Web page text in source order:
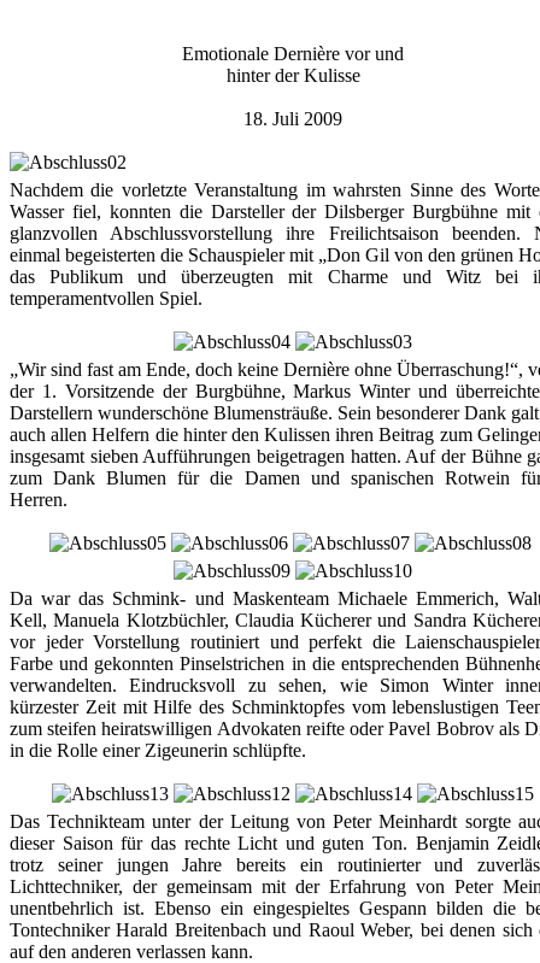
Emotionale Dernière vor und
hinter der Kulisse
18. Juli 2009
Nachdem die vorletzte Veranstaltung im wahrsten Sinne des
Wasser fiel, konnten die Darsteller der Dilsberger Burgbühne mit
glanzvollen Abschlussvorstellung ihre Freilichtsaison beenden.
einmal begeisterten die Schauspieler mit „Don Gil von den grünen
das Publikum und überzeugten mit Charme und Witz bei
temperamentvollen Spiel.
„Wir sind fast am Ende, doch keine Dernière ohne Überraschung!“,
der 1. Vorsitzende der Burgbühne, Markus Winter und
Darstellern wunderschöne Blumensträuße. Sein besonderer Dank
auch allen Helfern die hinter den Kulissen ihren Beitrag zum
insgesamt sieben Aufführungen beigetragen hatten. Auf der Bühne
zum Dank Blumen für die Damen und spanischen Rotwein
Herren.
Da war das Schmink- und Maskenteam Michaele Emmerich,
Kell, Manuela Klotzbüchler, Claudia Kücherer und Sandra
vor jeder Vorstellung routiniert und perfekt die
Farbe und gekonnten Pinselstrichen in die entsprechenden
verwandelten. Eindrucksvoll zu sehen, wie Simon Winter
kürzester Zeit mit Hilfe des Schminktopfes vom lebenslustigen
zum steifen heiratswilligen Advokaten reifte oder Pavel Bobrov als
in die Rolle einer Zigeunerin schlüpfte.
Das Technikteam unter der Leitung von Peter Meinhardt sorgte
dieser Saison für das rechte Licht und guten Ton. Benjamin
trotz seiner jungen Jahre bereits ein routinierter und
Lichttechniker, der gemeinsam mit der Erfahrung von Peter
unentbehrlich ist. Ebenso ein eingespieltes Gespann bilden die
Tontechniker Harald Breitenbach und Raoul Weber, bei denen sich
auf den anderen verlassen kann.